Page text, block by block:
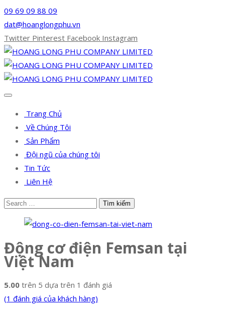
09 69 09 88 09
dat@hoanglongphu.vn
Twitter Pinterest Facebook Instagram
Trang Chủ
Về Chúng Tôi
Sản Phẩm
Đội ngũ của chúng tôi
Tin Tức
Liên Hệ
Động cơ điện Femsan tại
Việt Nam
5.00 trên 5 dựa trên 1 đánh giá
(1 đánh giá của khách hàng)